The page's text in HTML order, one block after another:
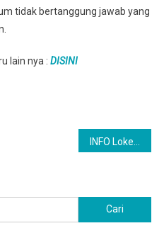
tidak bertanggung jawab yang
lain nya : DISINI
untuk: